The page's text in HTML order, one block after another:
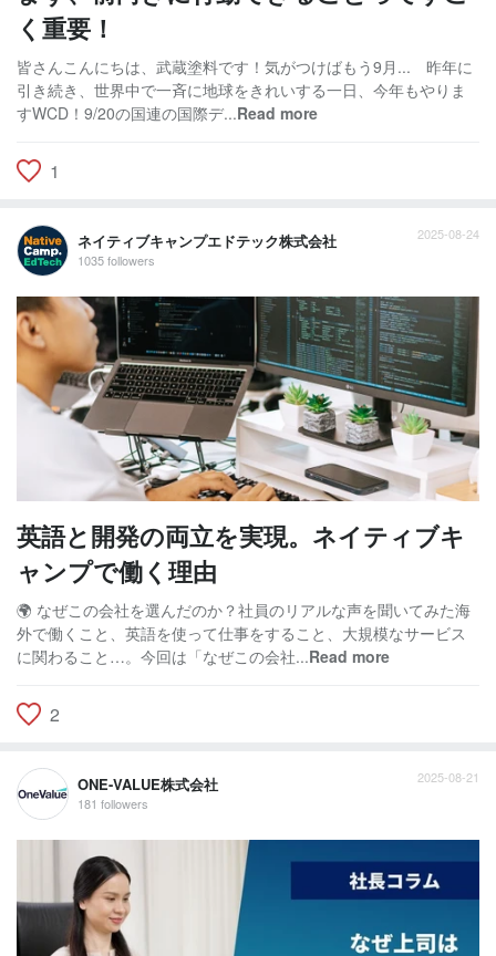
く重要！
皆さんこんにちは、武蔵塗料です！気がつけばもう9月... 昨年に
引き続き、世界中で一斉に地球をきれいする一日、今年もやりま
すWCD！9/20の国連の国際デ...Read more
1
ネイティブキャンプエドテック株式会社
1035 followers
2025-08-24
英語と開発の両立を実現。ネイティブキ
ャンプで働く理由
🌍 なぜこの会社を選んだのか？社員のリアルな声を聞いてみた海
外で働くこと、英語を使って仕事をすること、大規模なサービス
に関わること…。今回は「なぜこの会社...Read more
2
ONE-VALUE株式会社
181 followers
2025-08-21